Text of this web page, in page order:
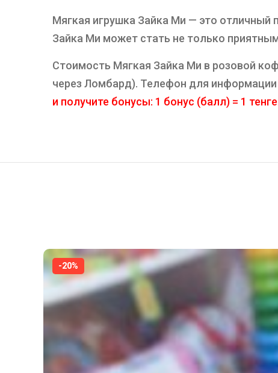
Мягкая игрушка Зайка Ми — это отличный
Зайка Ми может стать не только
Стоимость Мягкая Зайка Ми в розовой
через Ломбард). Телефон для
и получите бонусы: 1 бонус (балл) = 1
-20%